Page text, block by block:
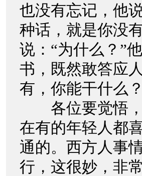
也没有忘记，他
种话，就是你没
说：“为什么？”
书，既然敢答应
有，你能干什么
各位要觉悟，
在有的年轻人都
通的。西方人事
行，这很妙，非